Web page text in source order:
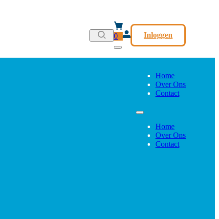
0 Inloggen
Home
Over Ons
Contact
Home
Over Ons
Contact